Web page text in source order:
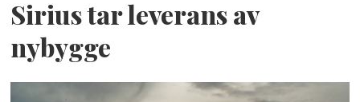
Sirius tar leverans av
nybygge